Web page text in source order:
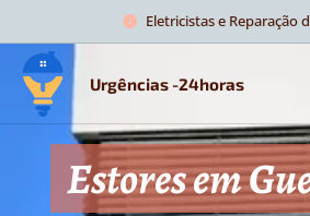
Eletricistas e Reparação
Urgências -24horas
Estores em